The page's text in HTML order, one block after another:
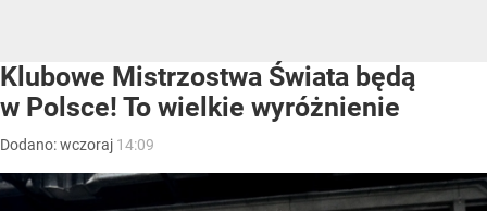
Klubowe Mistrzostwa Świata będą
w Polsce! To wielkie wyróżnienie
Dodano:wczoraj 14:09